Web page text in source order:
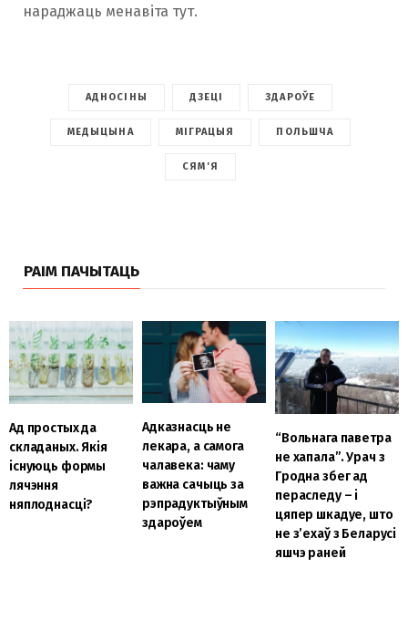
нараджаць менавіта тут.
АДНОСІНЫ ДЗЕЦІ ЗДАРОЎЕ
МЕДЫЦЫНА МІГРАЦЫЯ ПОЛЬШЧА
СЯМ'Я
РАІМ ПАЧЫТАЦЬ
Ад простых да
складаных. Якія
існуюць формы
лячэння
няплоднасці?
Адказнасць не
лекара, а самога
чалавека: чаму
важна сачыць за
рэпрадуктыўным
здароўем
“Вольнага паветра
не хапала”. Урач з
Гродна збег ад
пераследу – і
цяпер шкадуе, што
не з’ехаў з Беларусі
яшчэ раней